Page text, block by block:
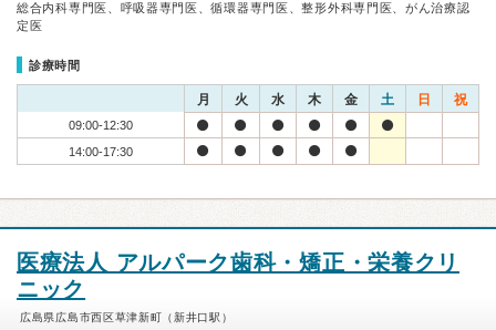
総合内科専門医、呼吸器専門医、循環器専門医、整形外科専門医、がん治療認
定医
診療時間
月 火 水 木 金 土 日 祝
09:00-12:30
14:00-17:30
医療法人 アルパーク歯科・矯正・栄養クリ
ニック
広島県広島市西区草津新町（新井口駅）